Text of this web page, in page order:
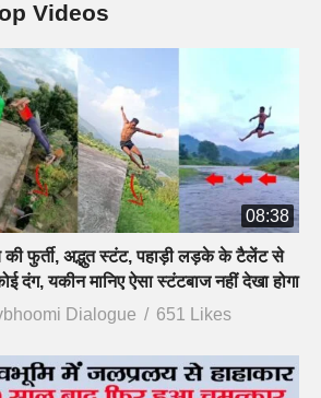
Videos
08:38
फुर्ती, अद्भुत स्टंट, पहाड़ी लड़के के टैलेंट से
दंग, यकीन मानिए ऐसा स्टंटबाज नहीं देखा होगा
Dialogue
651 Likes